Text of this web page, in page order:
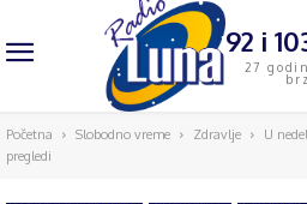
92 i
27
Početna Slobodno vreme Zdravlje
U
pregledi